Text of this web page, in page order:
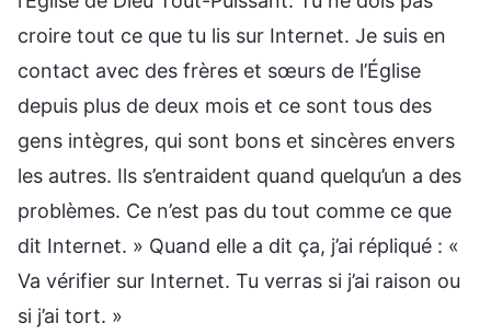
croire tout ce que tu lis sur Internet. Je suis en
contact avec des frères et sœurs de l’Église
depuis plus de deux mois et ce sont tous des
gens intègres, qui sont bons et sincères envers
les autres. Ils s’entraident quand quelqu’un a des
problèmes. Ce n’est pas du tout comme ce que
dit Internet. » Quand elle a dit ça, j’ai répliqué : «
Va vérifier sur Internet. Tu verras si j’ai raison ou
si j’ai tort. »